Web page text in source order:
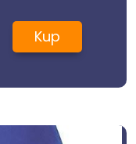
Kup